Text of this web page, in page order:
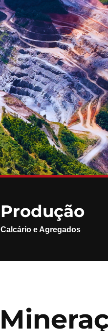
Produção
Calcário e Agregados